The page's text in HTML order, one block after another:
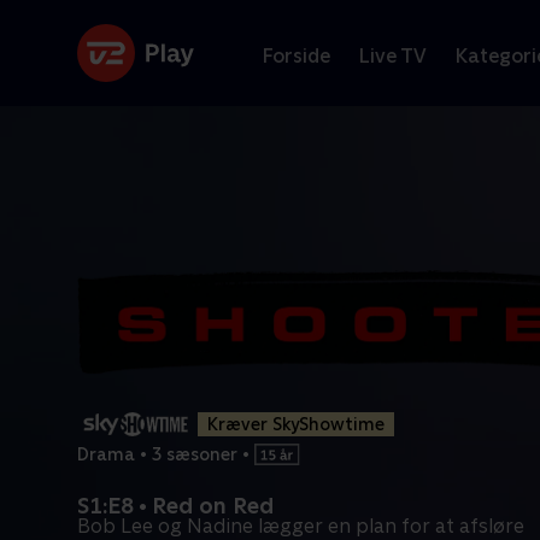
Forside Live TV
Kræver SkyShowtime
Drama • 3 sæsoner •
S1:E8 • Red on Red
Bob Lee og Nadine lægger en plan for at afsløre